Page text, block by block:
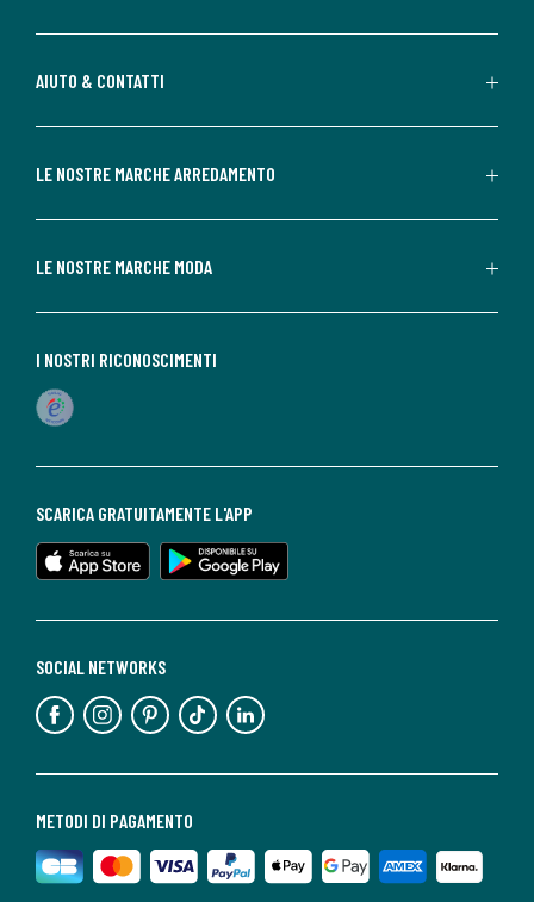
AIUTO & CONTATTI
LE NOSTRE MARCHE ARREDAMENTO
LE NOSTRE MARCHE MODA
METODI DI PAGAMENTO
SOCIAL NETWORKS
SCARICA GRATUITAMENTE L'APP
I NOSTRI RICONOSCIMENTI